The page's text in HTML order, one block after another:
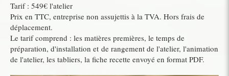
Tarif : 549€ l'atelier
Prix en TTC, entreprise non assujettis à la TVA. Hors frais de
déplacement.
Le tarif comprend : les matières premières, le temps de
préparation, d'installation et de rangement de l'atelier, l'animation
de l'atelier, les tabliers, la fiche recette envoyé en format PDF.